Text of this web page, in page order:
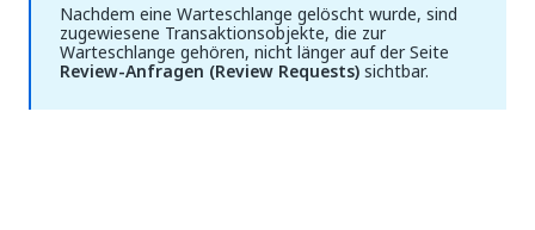
Nachdem eine Warteschlange gelöscht wurde, sind
zugewiesene Transaktionsobjekte, die zur
Warteschlange gehören, nicht länger auf der Seite
Review-Anfragen (Review Requests)sichtbar.